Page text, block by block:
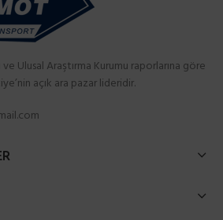
Ulusal Araştırma Kurumu raporlarına göre
açık ara pazar lideridir.